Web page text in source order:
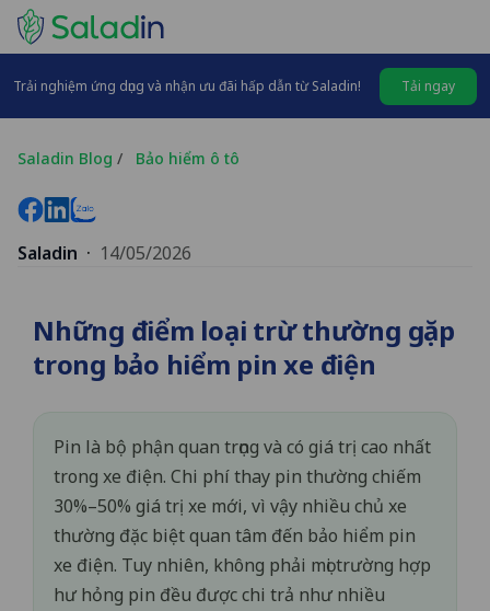
Trải nghiệm ứng dụng và nhận ưu đãi hấp dẫn từ Saladin! Tải ngay
Saladin Blog / Bảo hiểm ô tô
Saladin · 14/05/2026
Những điểm loại trừ thường gặp
trong bảo hiểm pin xe điện
Pin là bộ phận quan trọng và có giá trị cao nhất
trong xe điện. Chi phí thay pin thường chiếm
30%–50% giá trị xe mới, vì vậy nhiều chủ xe
thường đặc biệt quan tâm đến bảo hiểm pin
xe điện. Tuy nhiên, không phải mọi trường hợp
hư hỏng pin đều được chi trả như nhiều